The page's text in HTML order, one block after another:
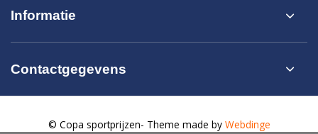
Informatie
Contactgegevens
© Copa sportprijzen- Theme made by Webdinge